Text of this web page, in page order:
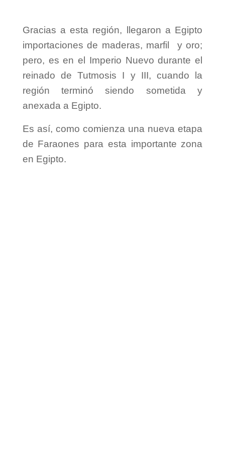
Gracias a esta región, llegaron a Egipto
importaciones de maderas, marfil y oro;
pero, es en el Imperio Nuevo durante el
reinado de Tutmosis I y III, cuando la
región terminó siendo sometida y
anexada a Egipto.
Es así, como comienza una nueva etapa
de Faraones para esta importante zona
en Egipto.